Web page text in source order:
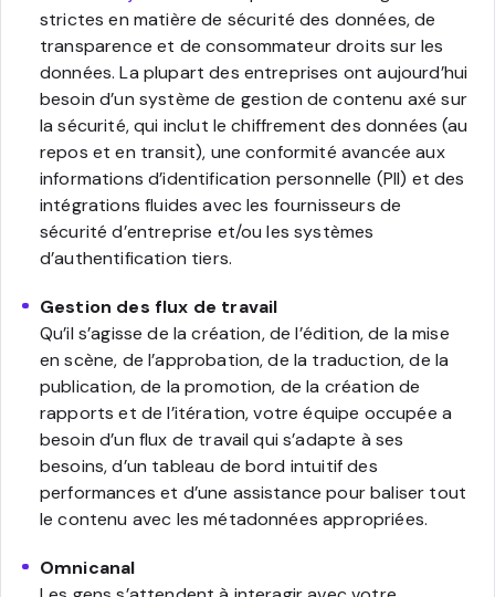
strictes en matière de sécurité des données, de
transparence et de consommateur droits sur les
données. La plupart des entreprises ont aujourd’hui
besoin d’un système de gestion de contenu axé sur
la sécurité, qui inclut le chiffrement des données (au
repos et en transit), une conformité avancée aux
informations d’identification personnelle (PII) et des
intégrations fluides avec les fournisseurs de
sécurité d’entreprise et/ou les systèmes
d’authentification tiers.
Gestion des flux de travail
Qu’il s’agisse de la création, de l’édition, de la mise
en scène, de l’approbation, de la traduction, de la
publication, de la promotion, de la création de
rapports et de l’itération, votre équipe occupée a
besoin d’un flux de travail qui s’adapte à ses
besoins, d’un tableau de bord intuitif des
performances et d’une assistance pour baliser tout
le contenu avec les métadonnées appropriées.
Omnicanal